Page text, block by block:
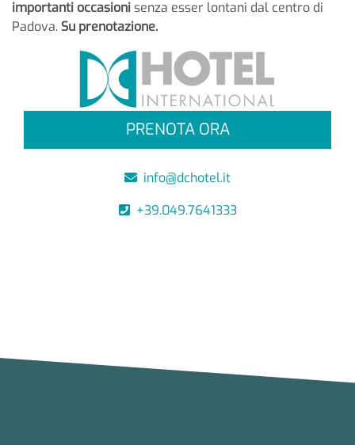
importanti occasionisenza esser lontani dal centro di
Padova. Su prenotazione.
PRENOTA ORA
info@dchotel.it
+39.049.7641333